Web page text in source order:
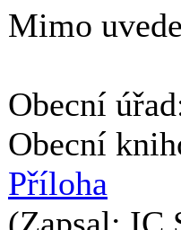
Mimo
Obecní
Obecní
Příloha